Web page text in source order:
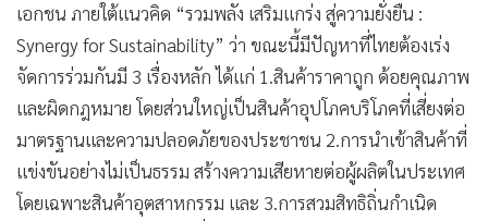
เอกชน ภายใต้แนวคิด “รวมพลัง เสริมแกร่ง สู่ความยั่งยืน :
Synergy for Sustainability” ว่า ขณะนี้มีปัญหาที่ไทยต้องเร่ง
จัดการร่วมกันมี 3 เรื่องหลัก ได้แก่ 1.สินค้าราคาถูก ด้อยคุณภาพ
และผิดกฎหมาย โดยส่วนใหญ่เป็นสินค้าอุปโภคบริโภคที่เสี่ยงต่อ
มาตรฐานและความปลอดภัยของประชาชน 2.การนำเข้าสินค้าที่
แข่งขันอย่างไม่เป็นธรรม สร้างความเสียหายต่อผู้ผลิตในประเทศ
โดยเฉพาะสินค้าอุตสาหกรรม และ 3.การสวมสิทธิถิ่นกำเนิด